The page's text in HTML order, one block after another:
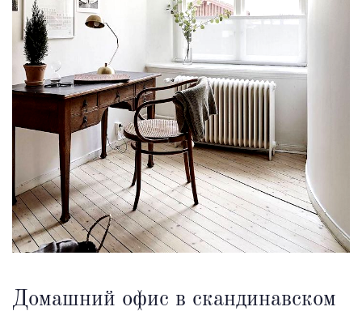
Домашний офис в скандинавском